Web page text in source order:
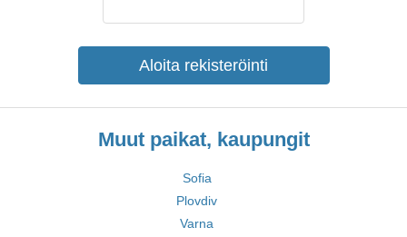
Aloita rekisteröinti
Muut paikat, kaupungit
Sofia
Plovdiv
Varna